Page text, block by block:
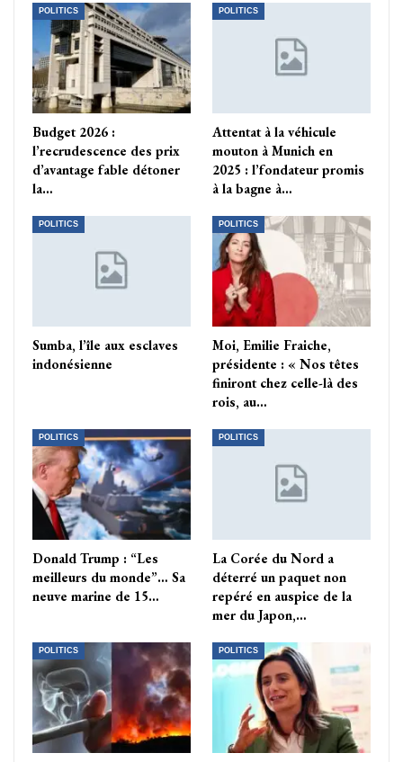
POLITICS
Budget 2026 :
l’recrudescence des prix
d’avantage fable détoner
la…
POLITICS
Attentat à la véhicule
mouton à Munich en
2025 : l’fondateur promis
à la bagne à…
POLITICS
Sumba, l’île aux esclaves
indonésienne
POLITICS
Moi, Emilie Fraiche,
présidente : « Nos têtes
finiront chez celle-là des
rois, au…
POLITICS
Donald Trump : “Les
meilleurs du monde”… Sa
neuve marine de 15…
POLITICS
La Corée du Nord a
déterré un paquet non
repéré en auspice de la
mer du Japon,…
POLITICS POLITICS